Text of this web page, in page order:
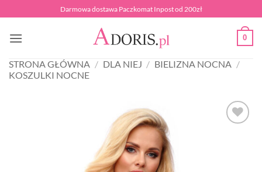
do
zawartości
Darmowa dostawa Paczkomat Inpost od 200zł
0
STRONA GŁÓWNA / DLA NIEJ / BIELIZNA NOCNA /
KOSZULKI NOCNE